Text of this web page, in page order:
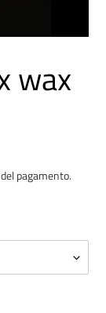
wax
pagamento.